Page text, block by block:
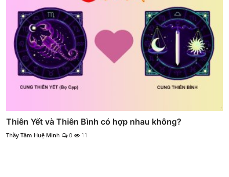
Thiên Yết và Thiên Bình có hợp nhau không?
Thầy Tâm Huệ Minh 0 11